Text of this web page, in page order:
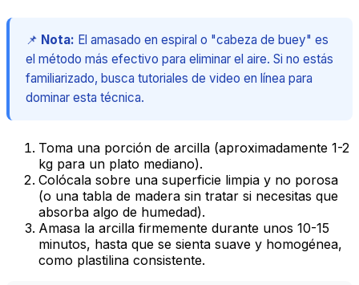
📌 Nota: El amasado en espiral o "cabeza de buey" es
el método más efectivo para eliminar el aire. Si no estás
familiarizado, busca tutoriales de video en línea para
dominar esta técnica.
Toma una porción de arcilla (aproximadamente 1-2
kg para un plato mediano).
Colócala sobre una superficie limpia y no porosa
(o una tabla de madera sin tratar si necesitas que
absorba algo de humedad).
Amasa la arcilla firmemente durante unos 10-15
minutos, hasta que se sienta suave y homogénea,
como plastilina consistente.